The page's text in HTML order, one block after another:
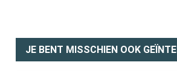
JE BENT MISSCHIEN OOK